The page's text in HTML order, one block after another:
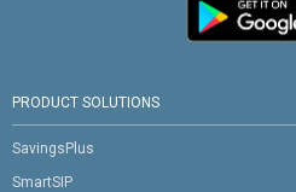
PRODUCT SOLUTIONS
SavingsPlus
SmartSIP